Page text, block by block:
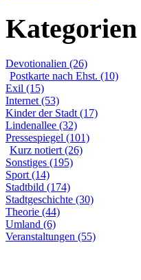
Kategorien
Devotionalien (26)
Postkarte nach Ehst. (10)
Exil (15)
Internet (53)
Kinder der Stadt (17)
Lindenallee (32)
Pressespiegel (101)
Kurz notiert (26)
Sonstiges (195)
Sport (14)
Stadtbild (174)
Stadtgeschichte (30)
Theorie (44)
Umland (6)
Veranstaltungen (55)